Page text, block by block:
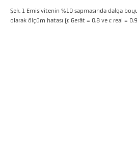
Şek. 1 Emisivitenin %10 sapmasında dalga
olarak ölçüm hatası (ε Gerät = 0.8 ve ε real =